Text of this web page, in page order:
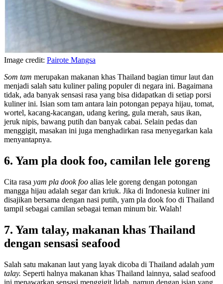
Image credit: Pairote Mangsa
Som tam merupakan makanan khas Thailand bagian timur laut dan
menjadi salah satu kuliner paling populer di negara ini. Bagaimana
tidak, ada banyak sensasi rasa yang bisa didapatkan di setiap porsi
kuliner ini. Isian som tam antara lain potongan pepaya hijau, tomat,
wortel, kacang-kacangan, udang kering, gula merah, saus ikan,
jeruk nipis, bawang putih dan banyak cabai. Selain pedas dan
menggigit, masakan ini juga menghadirkan rasa menyegarkan kala
menyantapnya.
6. Yam pla dook foo, camilan lele goreng
Cita rasa yam pla dook foo alias lele goreng dengan potongan
mangga hijau adalah segar dan kriuk. Jika di Indonesia kuliner ini
disajikan bersama dengan nasi putih, yam pla dook foo di Thailand
tampil sebagai camilan sebagai teman minum bir. Walah!
7. Yam talay, makanan khas Thailand
dengan sensasi seafood
Salah satu makanan laut yang layak dicoba di Thailand adalah yam
talay. Seperti halnya makanan khas Thailand lainnya, salad seafood
ini menawarkan sensasi menggigit lidah, namun dengan isian yang